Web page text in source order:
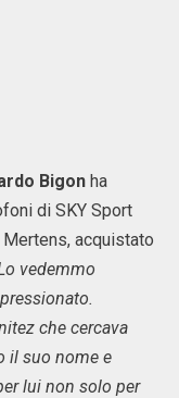
Bigon ha
di SKY Sport
acquistato
vedemmo
che cercava
il suo nome e
lui non solo per